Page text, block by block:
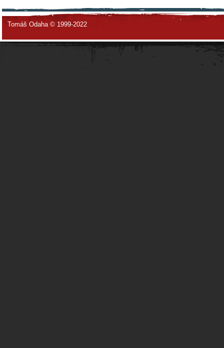
Tomáš Odaha © 1999-2022